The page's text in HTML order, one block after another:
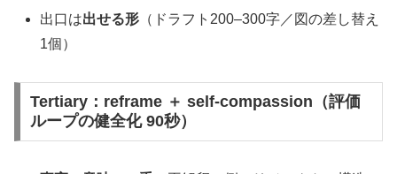
出口は出せる形 （ドラフト200–300字／図の差し替え
1個）
Tertiary：reframe ＋ self-compassion（評価
ループの健全化 90秒）